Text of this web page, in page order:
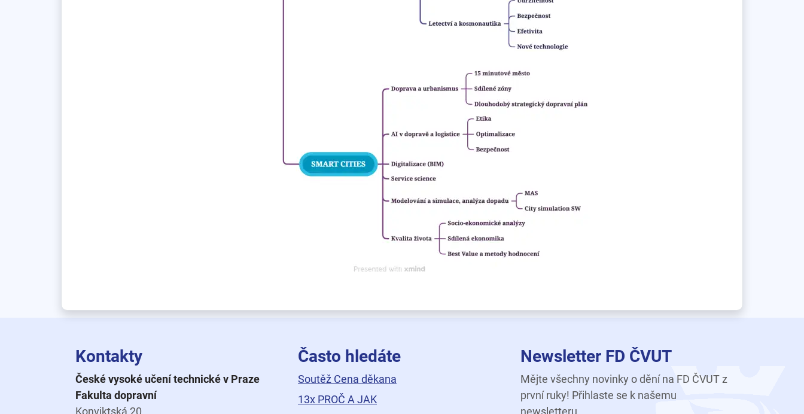
Kontakty
České vysoké učení technické v Praze
Fakulta dopravní
Konviktská 20
Často hledáte
Soutěž Cena děkana
13x PROČ A JAK
Newsletter FD ČVUT
Mějte všechny novinky o dění na FD ČVUT z
první ruky! Přihlaste se k našemu
newsletteru.